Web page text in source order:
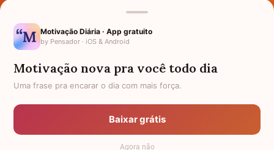
Nomes pelo Mundo
Política de Privacidade
Anuncie
Motivação Diária · App gratuito
by Pensador · iOS & Android
Motivação nova pra você todo dia
Uma frase pra encarar o dia com mais força.
Baixar grátis
Agora não